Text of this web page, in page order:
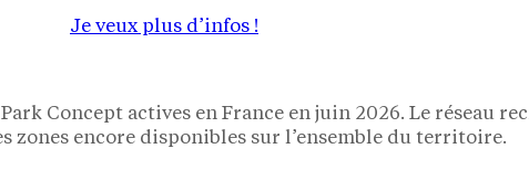
Je veux plus d’infos !
Concept actives en France en juin 2026. Le réseau
zones encore disponibles sur l’ensemble du territoire.